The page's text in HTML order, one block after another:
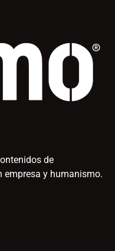
de
empresa y humanismo.